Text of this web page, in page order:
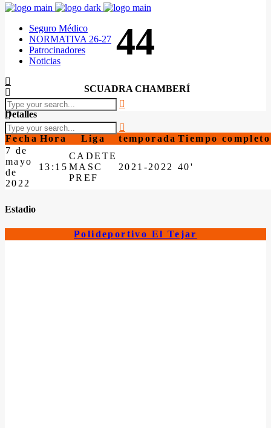
Seguro Médico
NORMATIVA 26-27
Patrocinadores
Noticias
44
SCUADRA CHAMBERÍ
Detalles
Fecha Hora Liga temporada Tiempo completo
7 de
mayo
de
2022
13:15
CADETE
MASC
PREF
2021-2022 40'
Estadio
Polideportivo El Tejar